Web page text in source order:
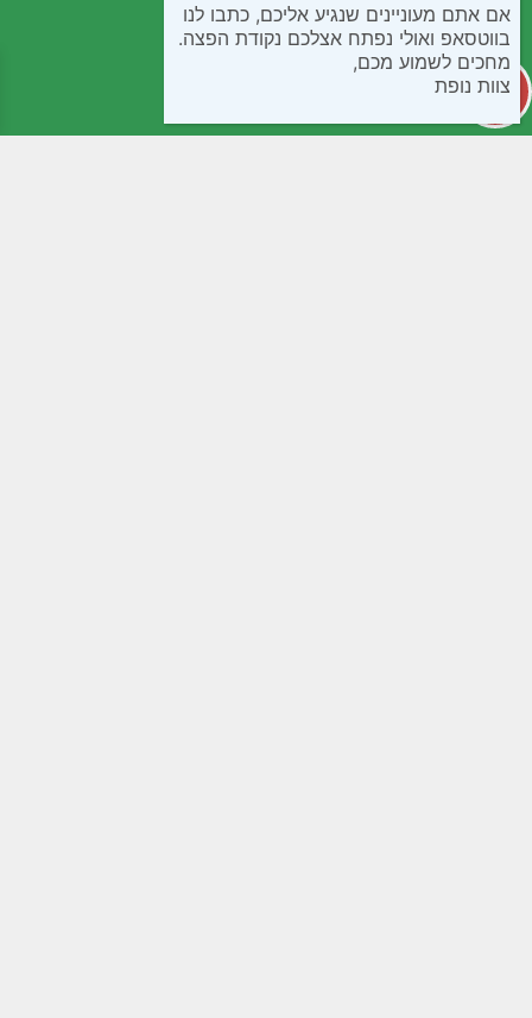
אם אתם מעוניינים שנגיע אליכם, כתבו לנו
בווטסאפ ואולי נפתח אצלכם נקודת הפצה.
מחכים לשמוע מכם,
צוות נופת